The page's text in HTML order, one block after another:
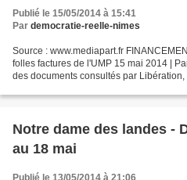
Publié le 15/05/2014 à 15:41
Par democratie-reelle-nimes
Source : www.mediapart.fr
folles factures de l'UMP 15 mai 2014 |
des documents consultés par
Notre dame des landes -
au 18 mai
Publié le 13/05/2014 à 21:06